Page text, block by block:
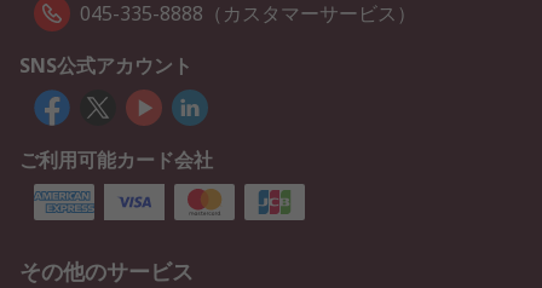
045-335-8888（カスタマーサービス）
SNS公式アカウント
ご利用可能カード会社
その他のサービス